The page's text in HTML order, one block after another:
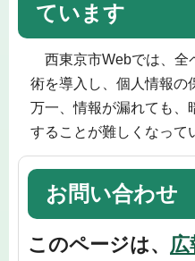
ています
西東京市Webでは、全
術を導入し、個人情報の
万一、情報が漏れても、
することが難しくなって
お問い合わせ
このページは、